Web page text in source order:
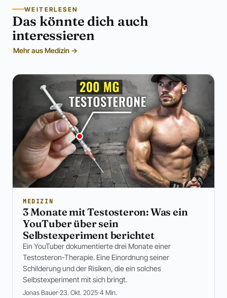
WEITERLESEN
Das könnte dich auch
interessieren
Mehr aus Medizin →
MEDIZIN
3 Monate mit Testosteron: Was ein
YouTuber über sein
Selbstexperiment berichtet
Ein YouTuber dokumentierte drei Monate einer
Testosteron-Therapie. Eine Einordnung seiner
Schilderung und der Risiken, die ein solches
Selbstexperiment mit sich bringt.
Jonas Bauer 23. Okt. 2025 4 Min.